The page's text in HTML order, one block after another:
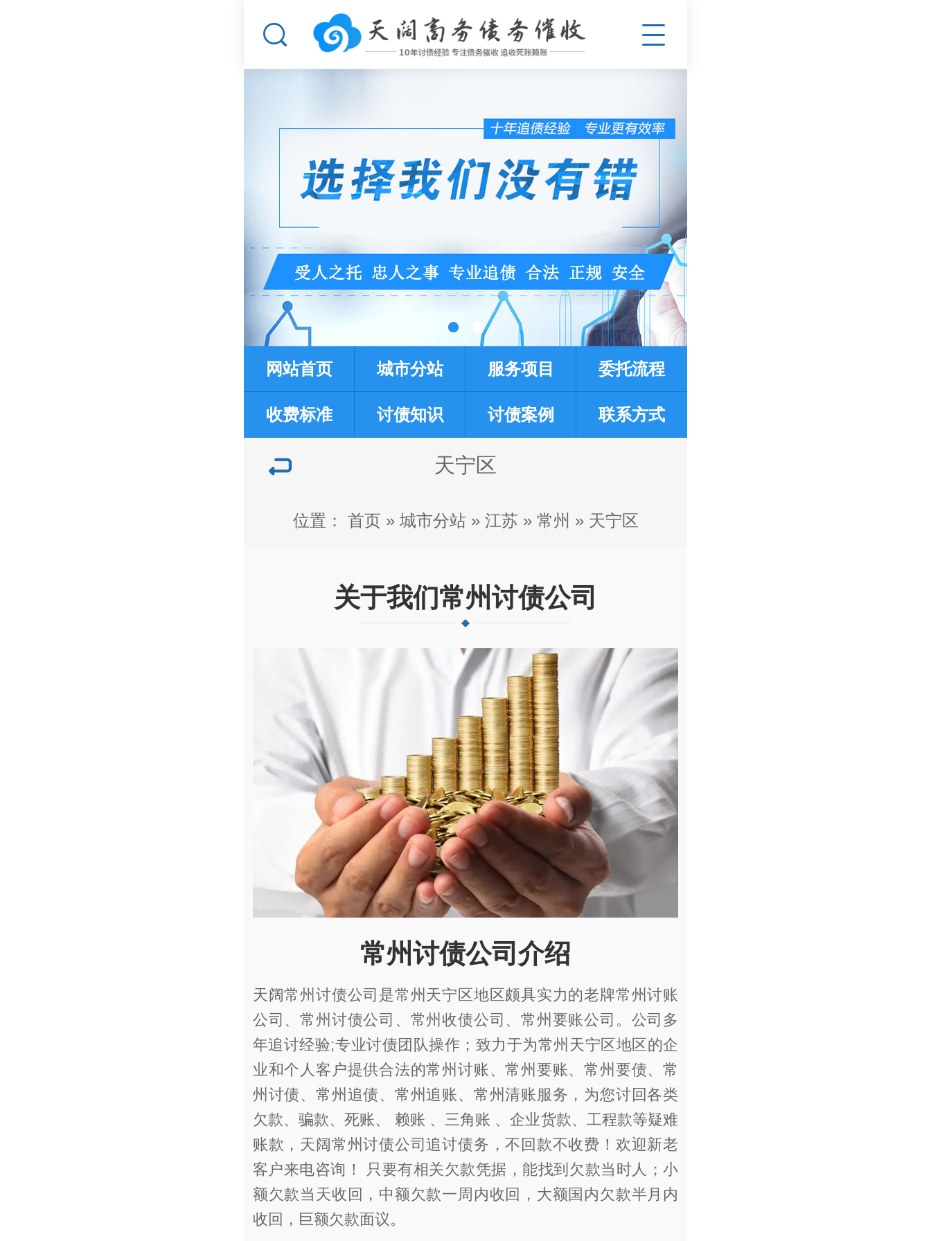
网站首页 城市分站 服务项目 委托流程
收费标准 讨债知识 讨债案例 联系方式
天宁区
位置： 首页 » 城市分站» 江苏 » 常州 » 天宁区
关于我们常州讨债公司
常州讨债公司介绍
天阔常州讨债公司是常州天宁区地区颇具实力的老牌常州讨账
公司、常州讨债公司、常州收债公司、常州要账公司。公司多
年追讨经验;专业讨债团队操作；致力于为常州天宁区地区的企
业和个人客户提供合法的常州讨账、常州要账、常州要债、常
州讨债、常州追债、常州追账、常州清账服务，为您讨回各类
欠款、骗款、死账、 赖账 、三角账 、企业货款、工程款等疑难
账款，天阔常州讨债公司追讨债务，不回款不收费！欢迎新老
客户来电咨询！ 只要有相关欠款凭据，能找到欠款当时人；小
额欠款当天收回，中额欠款一周内收回，大额国内欠款半月内
收回，巨额欠款面议。